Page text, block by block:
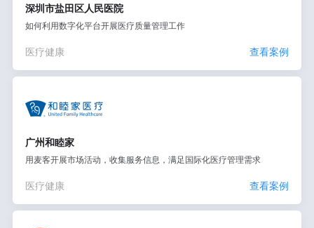
深圳市盐田区人民医院
如何利用数字化平台开展医疗质量管理工作
医疗健康 查看案例
广州和睦家
用麦客开展市场活动，收集服务信息，满足国际化医疗管理需求
医疗健康 查看案例